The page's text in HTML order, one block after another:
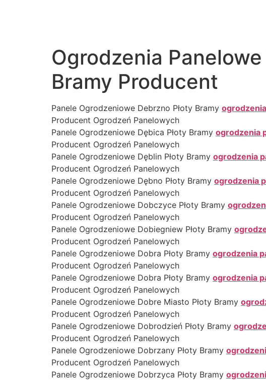
Ogrodzenia
Bramy Producent
Panele Ogrodzeniowe Debrzno Płoty Bramy
Producent Ogrodzeń Panelowych
Panele Ogrodzeniowe Dębica Płoty Bramy ogrodzenia
Producent Ogrodzeń Panelowych
Panele Ogrodzeniowe Dęblin Płoty Bramy ogrodzenia
Producent Ogrodzeń Panelowych
Panele Ogrodzeniowe Dębno Płoty Bramy ogrodzenia
Producent Ogrodzeń Panelowych
Panele Ogrodzeniowe Dobczyce Płoty Bramy
Producent Ogrodzeń Panelowych
Panele Ogrodzeniowe Dobiegniew Płoty Bramy
Producent Ogrodzeń Panelowych
Panele Ogrodzeniowe Dobra Płoty Bramy ogrodzenia
Producent Ogrodzeń Panelowych
Panele Ogrodzeniowe Dobra Płoty Bramy ogrodzenia
Producent Ogrodzeń Panelowych
Panele Ogrodzeniowe Dobre Miasto Płoty Bramy
Producent Ogrodzeń Panelowych
Panele Ogrodzeniowe Dobrodzień Płoty Bramy
Producent Ogrodzeń Panelowych
Panele Ogrodzeniowe Dobrzany Płoty Bramy
Producent Ogrodzeń Panelowych
Panele Ogrodzeniowe Dobrzyca Płoty Bramy